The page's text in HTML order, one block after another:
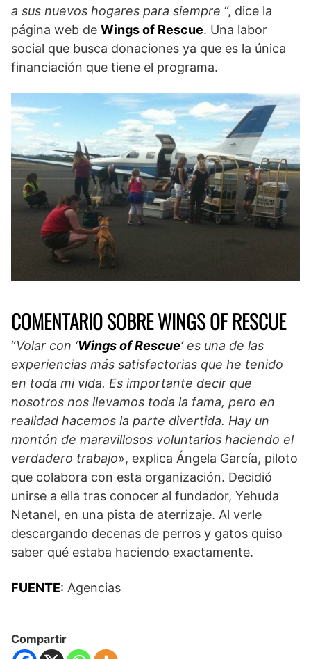
a sus nuevos hogares para siempre “, dice la
página web de Wings of Rescue. Una labor
social que busca donaciones ya que es la única
financiación que tiene el programa.
COMENTARIO SOBRE WINGS OF RESCUE
“Volar con ‘Wings of Rescue‘ es una de las
experiencias más satisfactorias que he tenido
en toda mi vida. Es importante decir que
nosotros nos llevamos toda la fama, pero en
realidad hacemos la parte divertida. Hay un
montón de maravillosos voluntarios haciendo el
verdadero trabajo», explica Ángela García, piloto
que colabora con esta organización. Decidió
unirse a ella tras conocer al fundador, Yehuda
Netanel, en una pista de aterrizaje. Al verle
descargando decenas de perros y gatos quiso
saber qué estaba haciendo exactamente.
FUENTE: Agencias
Compartir